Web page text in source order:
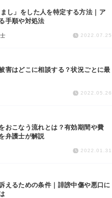
し」をした人を特定する方法｜ア
手順や対処法
2022.07.25
害はどこに相談する？状況ごとに最
2022.05.26
おこなう流れとは？有効期間や費
弁護士が解説
2022.01.31
えるための条件｜誹謗中傷や悪口に